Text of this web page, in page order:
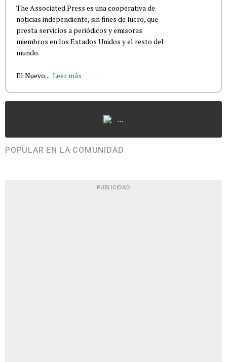
The Associated Press es una cooperativa de
noticias independiente, sin fines de lucro, que
presta servicios a periódicos y emisoras
miembros en los Estados Unidos y el resto del
mundo.
El Nuevo... Leer más
...
POPULAR EN LA COMUNIDAD
PUBLICIDAD